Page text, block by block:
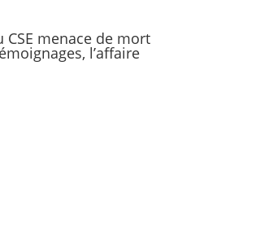
menace de mort
l’affaire